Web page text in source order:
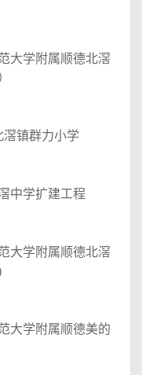
大学附属顺德北滘
镇群力小学
中学扩建工程
大学附属顺德北滘
大学附属顺德美的